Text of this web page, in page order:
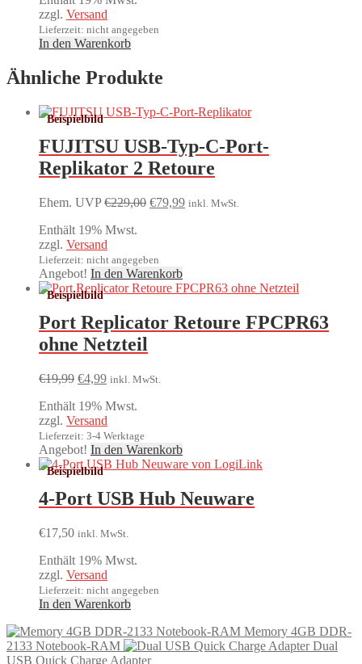
zzgl. Versand
Lieferzeit: nicht angegeben
In den Warenkorb
Ähnliche Produkte
FUJITSU USB-Typ-C-Port-
Replikator 2 Retoure
Ehem. UVP €229,00 Ursprünglicher
€79,99Aktueller
inkl. MwSt.
Enthält 19% Mwst.
zzgl. Versand
Lieferzeit: nicht angegeben
Angebot! In den Warenkorb
Port Replicator Retoure FPCPR63
ohne Netzteil
€19,99 Ursprünglicher
war:
€19,99
€4,99Aktueller
ist:
€4,99.
inkl. MwSt.
Enthält 19% Mwst.
zzgl. Versand
Lieferzeit: 3-4 Werktage
Angebot! In den Warenkorb
4-Port USB Hub Neuware
€17,50 inkl. MwSt.
Enthält 19% Mwst.
zzgl. Versand
Lieferzeit: nicht angegeben
In den Warenkorb
Memory 4GB DDR-
2133 Notebook-RAM
Dual
USB Quick Charge Adapter